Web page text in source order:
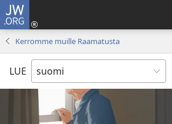
JW.ORG
Kerromme muille Raamatusta
LUE